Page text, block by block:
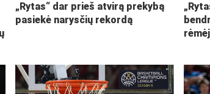
„Rytas“ dar prieš atvirą prekybą
pasiekė narysčių rekordą